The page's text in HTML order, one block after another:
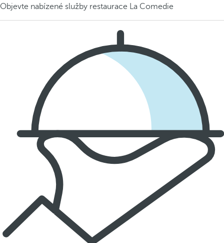
Objevte nabízené služby restaurace La Comedie